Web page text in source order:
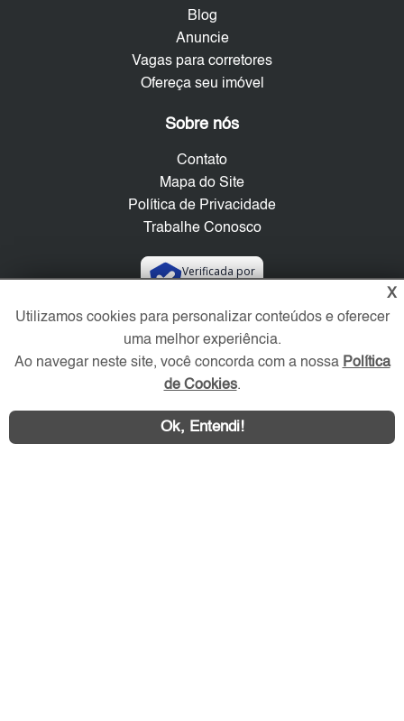
Blog
Anuncie
Vagas para corretores
Ofereça seu imóvel
Sobre nós
Contato
Mapa do Site
Política de Privacidade
Trabalhe Conosco
Verificada por
Redes Sociais
X
Utilizamos cookies para personalizar conteúdos e oferecer
uma melhor experiência.
Ao navegar neste site, você concorda com a nossa Política
de Cookies.
Ok, Entendi!